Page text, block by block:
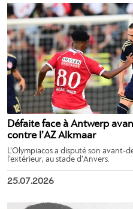
Défaite face à Antwerp
contre l’AZ Alkmaar
L’Olympiacos a disputé son
l’extérieur, au stade d’Anvers.
25.07.2026